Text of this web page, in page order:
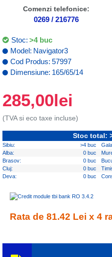
Comenzi telefonice:
0269 / 216776
285,00lei
(TVA si eco taxe incluse)
Stoc: >4 buc
Model: Navigator3
Cod Produs: 57997
Dimensiune: 165/65/14
Stoc total:
Sibiu: >4 buc
Alba:
0 buc
Brasov:
0 buc
Cluj:
0 buc
Deva:
0 buc
Rata de 81.42 Lei x 4